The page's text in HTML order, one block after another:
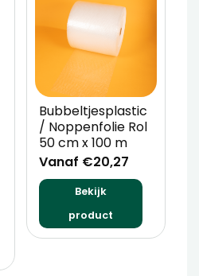
Bubbeltjesplastic
/ Noppenfolie Rol
50 cm x 100 m
Vanaf €20,27
Bekijk
product